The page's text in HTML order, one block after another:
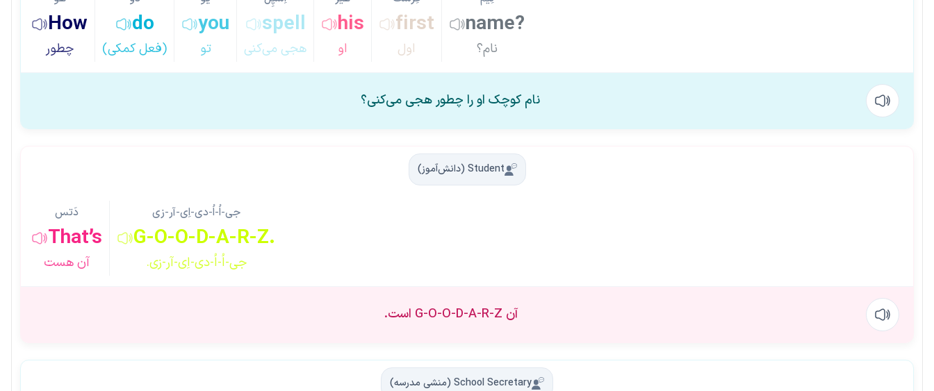
How
چطور
do
(فعل کمکی)
you
تو
spell
هجی می‌کنی
his
او
first
اول
name?
نام؟
نام کوچک او را چطور هجی می‌کنی؟
Student (دانش‌آموز)
دَتس
That’s
آن هست
جی-اُ-اُ-دی-اِی-آر-زی
G-O-O-D-A-R-Z.
جی-اُ-اُ-دی-اِی-آر-زی.
آن G-O-O-D-A-R-Z است.
School Secretary (منشی مدرسه)